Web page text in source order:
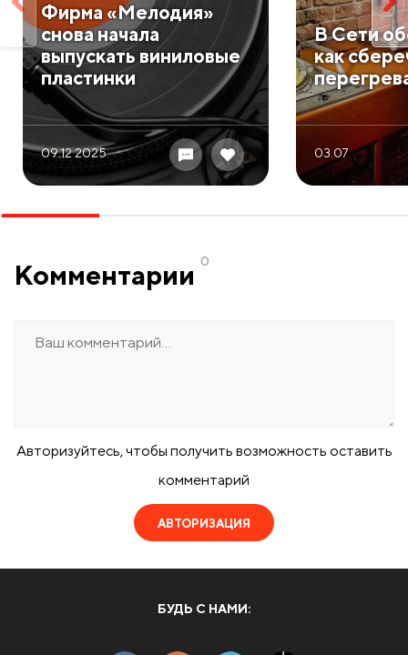
Фирма «Мелодия»
снова начала
выпускать виниловые
пластинки
09.12 2025
В Сети
как
03.07
Комментарии 0
Авторизуйтесь, чтобы получить возможность оставить
комментарий
АВТОРИЗАЦИЯ
БУДЬ С НАМИ: